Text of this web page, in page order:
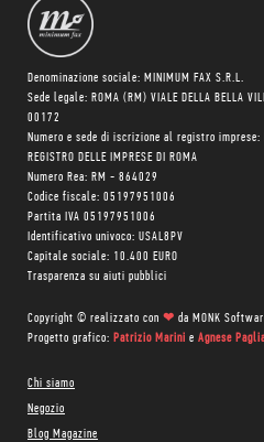
Denominazione sociale: MINIMUM FAX S.R.L.
Sede legale: ROMA (RM) VIALE DELLA BELLA
00172
Numero e sede di iscrizione al registro
REGISTRO DELLE IMPRESE DI ROMA
Numero Rea: RM - 864029
Codice fiscale: 05197951006
Partita IVA 05197951006
Identificativo univoco: USAL8PV
Capitale sociale: 10.400 EURO
Trasparenza su aiuti pubblici
Copyright © realizzato con ❤ da MONK
Progetto grafico: Patrizio Marini e Agnese
Chi siamo
Negozio
Blog Magazine